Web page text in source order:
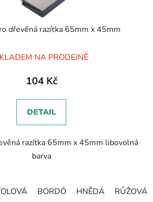
dřevěná razítka 65mm x 45mm
hodnocení
produktu
5,0
z
hvězdiček.
NA PRODEJNĚ
104 Kč
DETAIL
razítka 65mm x 45mm libovolná
barva
BORDÓ HNĚDÁ RŮŽOVÁ